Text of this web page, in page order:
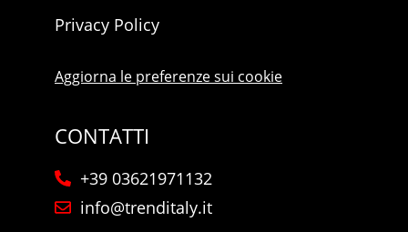
Privacy Policy
Aggiorna le preferenze sui cookie
CONTATTI
+39 03621971132
info@trenditaly.it